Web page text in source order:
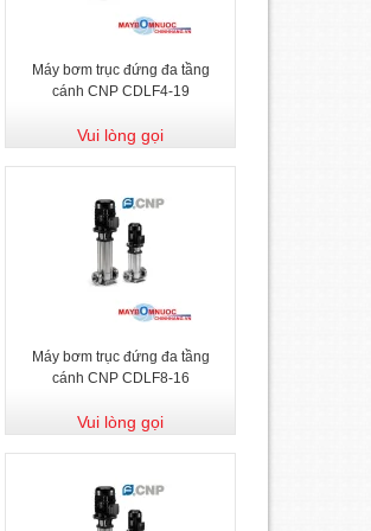
Máy bơm trục đứng đa tầng
cánh CNP CDLF4-19
Vui lòng gọi
Máy bơm trục đứng đa tầng
cánh CNP CDLF8-16
Vui lòng gọi